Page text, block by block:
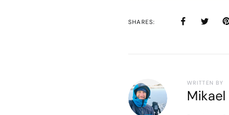
SHARES
WRITTEN BY